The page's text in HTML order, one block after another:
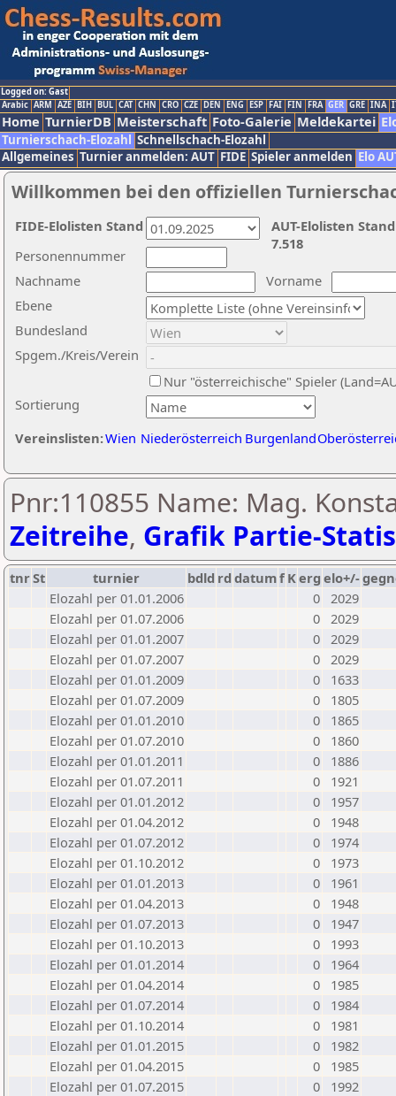
Logged on: Gast
Arabic ARM AZE BIH BUL CAT CHN CRO CZE DEN ENG ESP FAI FIN FRA GER GRE INA
Home TurnierDB Meisterschaft Foto-Galerie Meldekartei
Turnierschach-Elozahl Schnellschach-Elozahl
Allgemeines Turnier anmelden: AUT FIDE Spieler anmelden Elo
Willkommen bei den offiziellen
Nachname
Vorname
Ebene
Sortierung
Personennummer
Bundesland
Spgem./Kreis/Verein
Nur "österreichische" Spieler
Vereinslisten:Wien Niederösterreich Burgenland
AUT-Elolisten
7.518
FIDE-Elolisten Stand
Pnr:110855 Name: Mag.
Zeitreihe, Grafik Partie-
tnrSt turnier bdld rd datumf Kerg elo+/-
Elozahl per 01.01.2006
0 2029
Elozahl per 01.07.2006
0 2029
Elozahl per 01.01.2007
0 2029
Elozahl per 01.07.2007
0 2029
Elozahl per 01.01.2009
0
1633
Elozahl per 01.07.2009
0
1805
Elozahl per 01.01.2010
0
1865
Elozahl per 01.07.2010
0
1860
Elozahl per 01.01.2011
0
1886
Elozahl per 01.07.2011
0
1921
Elozahl per 01.01.2012
0
1957
Elozahl per 01.04.2012
0
1948
Elozahl per 01.07.2012
0
1974
Elozahl per 01.10.2012
0
1973
Elozahl per 01.01.2013
0
1961
Elozahl per 01.04.2013
0
1948
Elozahl per 01.07.2013
0
1947
Elozahl per 01.10.2013
0
1993
Elozahl per 01.01.2014
0
1964
Elozahl per 01.04.2014
0
1985
Elozahl per 01.07.2014
0
1984
Elozahl per 01.10.2014
0
1981
Elozahl per 01.01.2015
0
1982
Elozahl per 01.04.2015
0
1985
Elozahl per 01.07.2015
0
1992